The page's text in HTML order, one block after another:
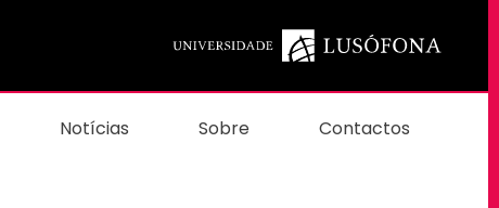
Notícias Sobre Contactos